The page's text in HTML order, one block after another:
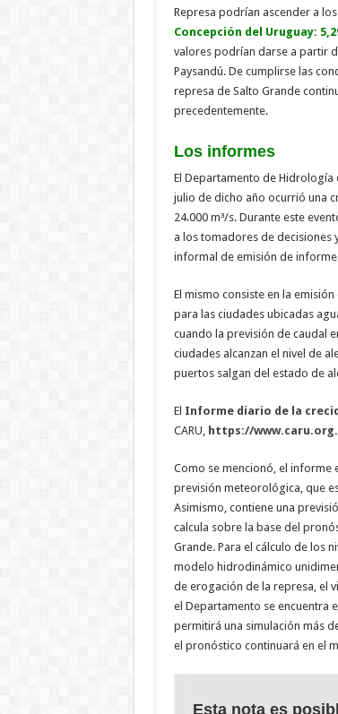
Represa podrían ascender a
Concepción del Uruguay:
valores podrían darse a partir
Paysandú. De cumplirse las
represa de Salto Grande
precedentemente.
Los informes
El Departamento de Hidrología
julio de dicho año ocurrió una
24.000 m³/s. Durante este
a los tomadores de decisiones
informal de emisión de
El mismo consiste en la
para las ciudades ubicadas
cuando la previsión de caudal
ciudades alcanzan el nivel de
puertos salgan del estado de
El Informe diario de la
CARU, https://
Como se mencionó, el informe
previsión meteorológica, que
Asimismo, contiene una
calcula sobre la base del
Grande. Para el cálculo de los
modelo hidrodinámico
de erogación de la represa, el
el Departamento se encuentra
permitirá una simulación más
el pronóstico continuará en el
Esta nota es